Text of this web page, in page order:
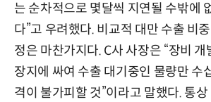
는 순차적으로 몇달씩 지연될 수밖에
다”고 우려했다. 비교적 대만 수출 비
정은 마찬가지다. C사 사장은 “장비
장지에 싸여 수출 대기중인 물량만 수
격이 불가피할 것”이라고 말했다. 통상